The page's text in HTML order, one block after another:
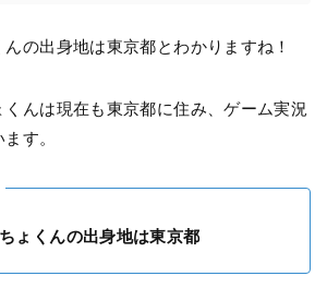
の出身地は東京都とわかりますね！
んは現在も東京都に住み、ゲーム実況
す。
ょくんの出身地は東京都